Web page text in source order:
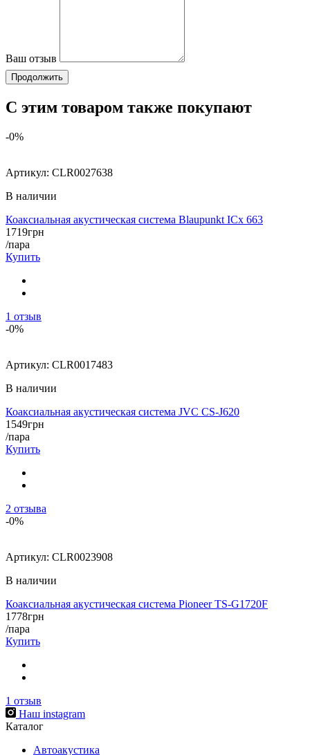
Ваш отзыв
Продолжить
С этим товаром также покупают
-0%
Артикул: CLR0027638
В наличии
Коаксиальная акустическая система Blaupunkt ICx 663
1719грн
/пара
Купить
1 отзыв
-0%
Артикул: CLR0017483
В наличии
Коаксиальная акустическая система JVC CS-J620
1549грн
/пара
Купить
2 отзыва
-0%
Артикул: CLR0023908
В наличии
Коаксиальная акустическая система Pioneer TS-G1720F
1778грн
/пара
Купить
1 отзыв
Наш instagram
Каталог
Автоакустика